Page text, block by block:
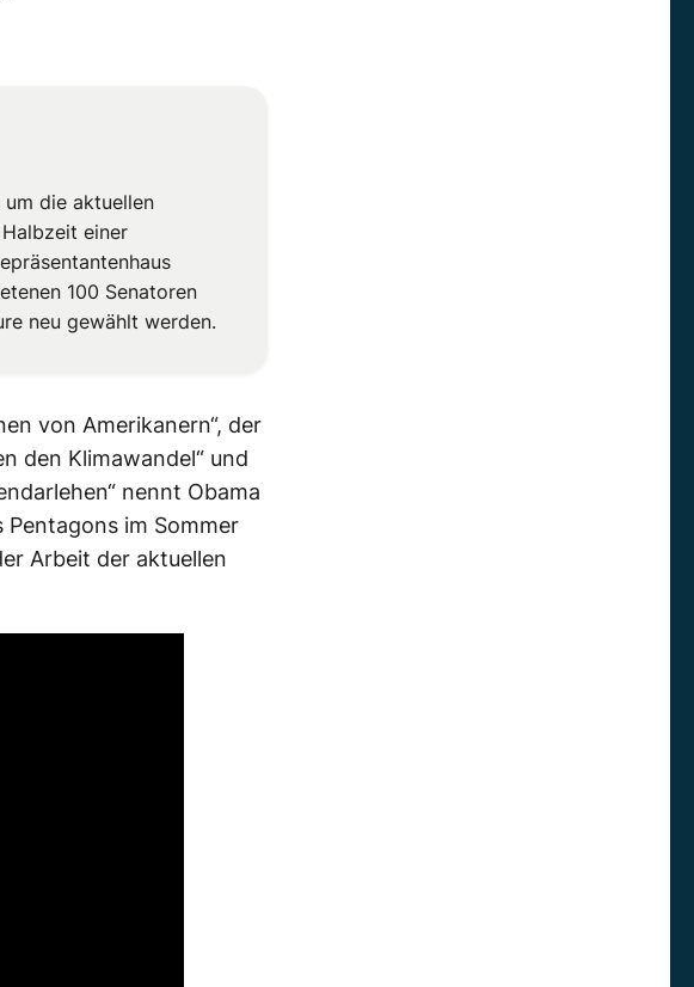
um die aktuellen
einer
100 Senatoren
neu gewählt werden.
von Amerikanern“, der
den Klimawandel“ und
nennt Obama
Pentagons im Sommer
Arbeit der aktuellen